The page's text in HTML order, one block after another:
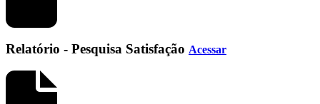
Relatório - Pesquisa Satisfação Acessar